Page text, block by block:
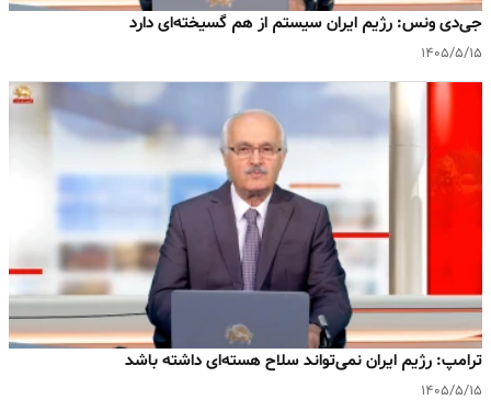
جی‌دی ونس: رژیم ایران سیستم از هم گسیخته‌ای دارد
۱۴۰۵/۵/۱۵
ترامپ: رژیم ایران نمی‌تواند سلاح هسته‌ای داشته باشد
۱۴۰۵/۵/۱۵